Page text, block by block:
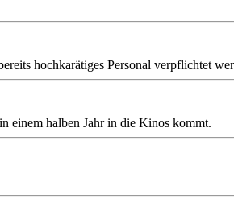
hochkarätiges Personal verpflichtet
einem halben Jahr in die Kinos kommt.